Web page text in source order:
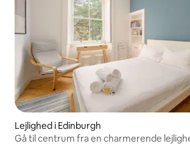
Lejlighed i Edinburgh
Gå til centrum fra en charmerende